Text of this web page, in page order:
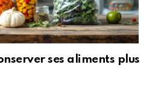
ses aliments plus